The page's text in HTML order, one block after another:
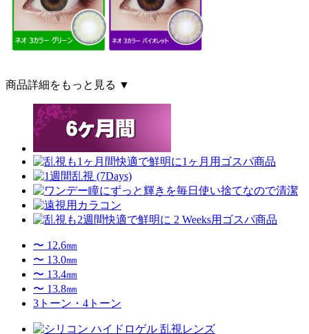
商品詳細をもっと見る ▼
〜 12.6㎜
〜 13.0㎜
〜 13.4㎜
〜 13.8㎜
3トーン・4トーン